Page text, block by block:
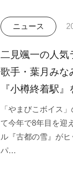
ニュース
二見颯一の人気
歌手・葉月み
『小樽終着駅』
「やまびこボイス
て今年で8年目を迎
ル『古都の雪』が
パ…